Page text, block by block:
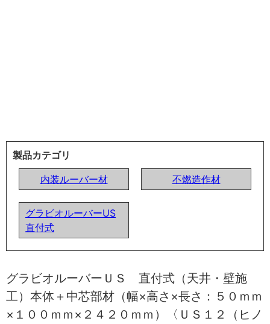
製品カテゴリ
内装ルーバー材
不燃造作材
グラビオルーバーUS
直付式
グラビオルーバーＵＳ 直付式（天井・壁施
工）本体＋中芯部材（幅×高さ×長さ：５０ｍｍ
×１００ｍｍ×２４２０ｍｍ）〈ＵＳ１２（ヒノ